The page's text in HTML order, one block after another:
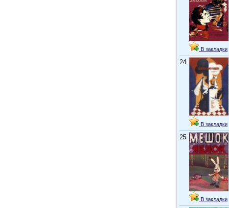
В закладки
24.
В закладки
25.
В закладки